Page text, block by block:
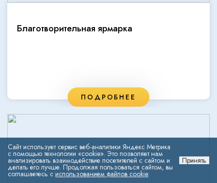
Благотворительная ярмарка
ПОДРОБНЕЕ
Сайт использует сервис веб-аналитики Яндекс Метрика
с помощью технологии «cookie». Это позволяет нам
анализировать взаимодействие посетителей с сайтом и
делать его лучше. Продолжая пользоваться сайтом, вы
соглашаетесь сиспользованием файлов cookie
Принять